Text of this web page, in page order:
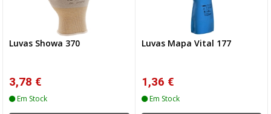
Luvas Showa 370
3,78 €
Em Stock
Luvas Mapa Vital 177
1,36 €
Em Stock